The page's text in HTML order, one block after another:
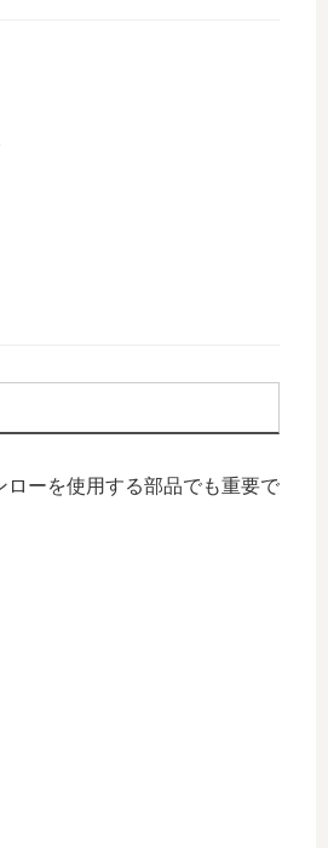
ローを使用する部品でも重要で